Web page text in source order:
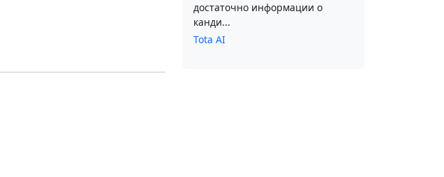
достаточно информации о
канди...
Tota AI